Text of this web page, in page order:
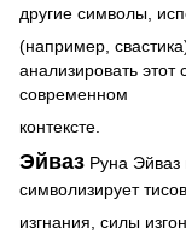
другие символы,
(например,
анализировать этот
современном
контексте.
Эйваз Руна Эйваз
символизирует
изгнания, силы